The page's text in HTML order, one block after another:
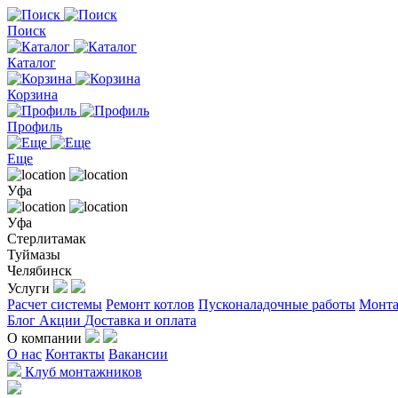
Поиск
Каталог
Корзина
Профиль
Еще
Уфа
Уфа
Стерлитамак
Туймазы
Челябинск
Услуги
Расчет системы Ремонт котлов Пусконаладочные работы
Блог Акции Доставка и оплата
О компании
О нас Контакты Вакансии
Клуб монтажников